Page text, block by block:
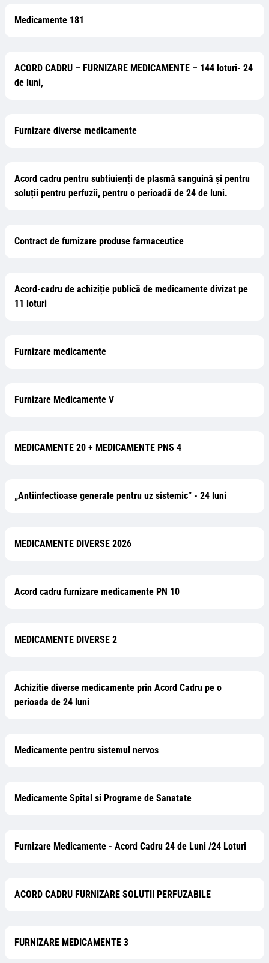
Medicamente 181
ACORD CADRU – FURNIZARE MEDICAMENTE – 144 loturi- 24
de luni,
Furnizare diverse medicamente
Acord cadru pentru subtiuienți de plasmă sanguină și pentru
soluții pentru perfuzii, pentru o perioadă de 24 de luni.
Contract de furnizare produse farmaceutice
Acord-cadru de achiziție publică de medicamente divizat pe
11 loturi
Furnizare medicamente
Furnizare Medicamente V
MEDICAMENTE 20 + MEDICAMENTE PNS 4
„Antiinfectioase generale pentru uz sistemic” - 24 luni
MEDICAMENTE DIVERSE 2026
Acord cadru furnizare medicamente PN 10
MEDICAMENTE DIVERSE 2
Achizitie diverse medicamente prin Acord Cadru pe o
perioada de 24 luni
Medicamente pentru sistemul nervos
Medicamente Spital si Programe de Sanatate
Furnizare Medicamente - Acord Cadru 24 de Luni /24 Loturi
ACORD CADRU FURNIZARE SOLUTII PERFUZABILE
FURNIZARE MEDICAMENTE 3